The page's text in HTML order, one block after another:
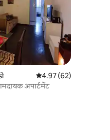
औसत रेटिंग 5 में से 4.97,
4.97 (62)
अपार्टमेंट